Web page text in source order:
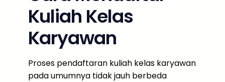
Kuliah Kelas
Karyawan
Proses pendaftaran kuliah kelas karyawan
pada umumnya tidak jauh berbeda